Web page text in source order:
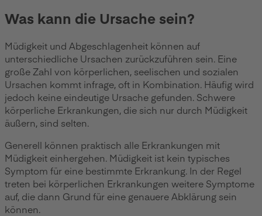
Was kann die Ursache sein?
Müdigkeit und Abgeschlagenheit können auf
unterschiedliche Ursachen zurückzuführen sein. Eine
große Zahl von körperlichen, seelischen und sozialen
Ursachen kommt infrage, oft in Kombination. Häufig wird
jedoch keine eindeutige Ursache gefunden. Schwere
körperliche Erkrankungen, die sich nur durch Müdigkeit
äußern, sind selten.
Generell können praktisch alle Erkrankungen mit
Müdigkeit einhergehen. Müdigkeit ist kein typisches
Symptom für eine bestimmte Erkrankung. In der Regel
treten bei körperlichen Erkrankungen weitere Symptome
auf, die dann Grund für eine genauere Abklärung sein
können.